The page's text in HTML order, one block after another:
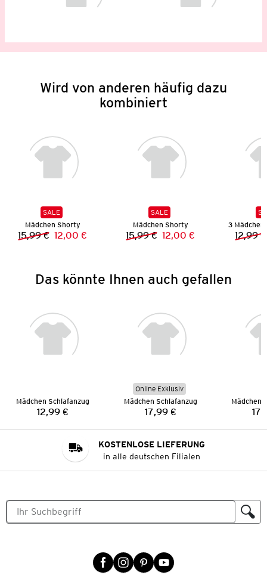
Wird von anderen häufig dazu
kombiniert
SALE
Mädchen Shorty
Vorheriger Preis:
15,99 € Neuer Preis:
12,00 €
SALE
Mädchen Shorty
Vorheriger Preis:
15,99 € Neuer Preis:
12,00 € 12,99 €
Das könnte Ihnen auch gefallen
Mädchen Schlafanzug
Preis:
12,99 €
Online Exklusiv
Mädchen Schlafanzug
Preis:
17,99 €
Mädchen
KOSTENLOSE LIEFERUNG
in alle deutschen Filialen